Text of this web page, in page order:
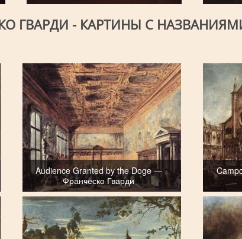
ГВАРДИ - КАРТИНЫ С
Audience Granted by the Doge —
Франческо Гварди